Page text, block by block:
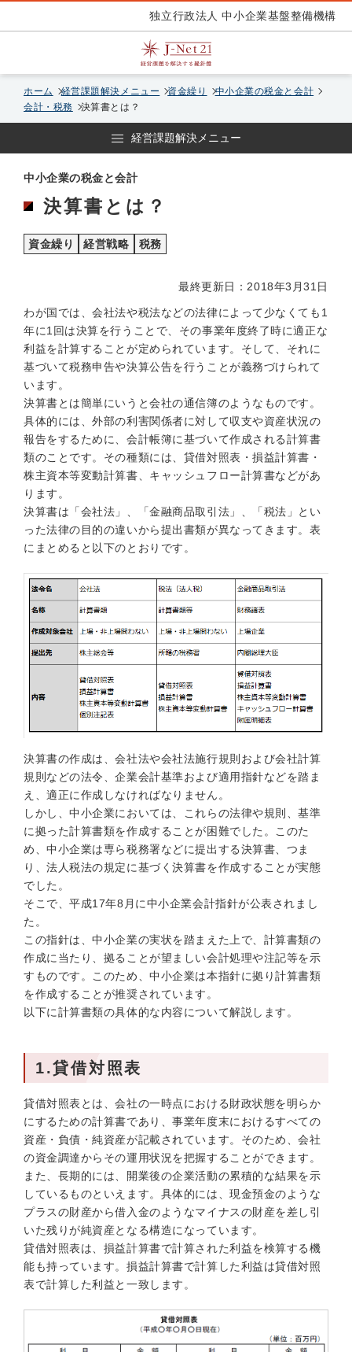
独立行政法人 中小企業基盤整備機構
ホーム 経営課題解決メニュー 資金繰り
中小企業の税金と会計
会計・税務
決算書とは？
経営課題解決メニュー
中小企業の税金と会計
決算書とは？
資金繰り 経営戦略 税務
最終更新日：2018年3月31日
わが国では、会社法や税法などの法律によって少なくても1
年に1回は決算を行うことで、その事業年度終了時に適正な
利益を計算することが定められています。そして、それに
基づいて税務申告や決算公告を行うことが義務づけられて
います。
決算書とは簡単にいうと会社の通信簿のようなものです。
具体的には、外部の利害関係者に対して収支や資産状況の
報告をするために、会計帳簿に基づいて作成される計算書
類のことです。その種類には、貸借対照表・損益計算書・
株主資本等変動計算書、キャッシュフロー計算書などがあ
ります。
決算書は「会社法」、「金融商品取引法」、「税法」とい
った法律の目的の違いから提出書類が異なってきます。表
にまとめると以下のとおりです。
決算書の作成は、会社法や会社法施行規則および会社計算
規則などの法令、企業会計基準および適用指針などを踏ま
え、適正に作成しなければなりません。
しかし、中小企業においては、これらの法律や規則、基準
に拠った計算書類を作成することが困難でした。このた
め、中小企業は専ら税務署などに提出する決算書、つま
り、法人税法の規定に基づく決算書を作成することが実態
でした。
そこで、平成17年8月に中小企業会計指針が公表されまし
た。
この指針は、中小企業の実状を踏まえた上で、計算書類の
作成に当たり、拠ることが望ましい会計処理や注記等を示
すものです。このため、中小企業は本指針に拠り計算書類
を作成することが推奨されています。
以下に計算書類の具体的な内容について解説します。
1.貸借対照表
貸借対照表とは、会社の一時点における財政状態を明らか
にするための計算書であり、事業年度末におけるすべての
資産・負債・純資産が記載されています。そのため、会社
の資金調達からその運用状況を把握することができます。
また、長期的には、開業後の企業活動の累積的な結果を示
しているものといえます。具体的には、現金預金のような
プラスの財産から借入金のようなマイナスの財産を差し引
いた残りが純資産となる構造になっています。
貸借対照表は、損益計算書で計算された利益を検算する機
能も持っています。損益計算書で計算した利益は貸借対照
表で計算した利益と一致します。